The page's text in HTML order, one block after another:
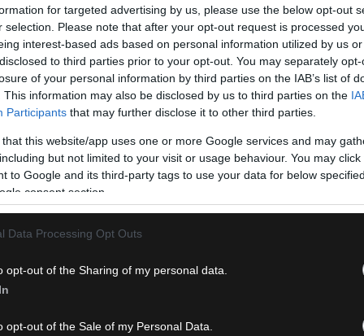
for targeted advertising by us, please use the below opt-out
selection. Please note that after your opt-out request is processed
interest-based ads based on personal information utilized by us
to third parties prior to your opt-out. You may separately
of your personal information by third parties on the IAB’s list of
This information may also be disclosed by us to third parties on the
Participants that may further disclose it to other third parties.
that this website/app uses one or more Google services and may
but not limited to your visit or usage behaviour. You may
to Google and its third-party tags to use your data for below
consent section.
Data Processing Opt Outs
opt-out of the Sharing of my personal data.
opt-out of the Sale of my Personal Data.
Δικαιώθηκε ο Κριστιάνο Ρονάλντο –
Οριστικό τέλος στη δικαστική διαμάχη
τη Γιουβέντους
Οριστικά υπέρ του Κριστιάνο Ρονάλντο έκλεισε η
δικαστική διαμάχη με τη Γιουβέντους, μετά την επικύρωση
απόφαση του Εργατικού Δικαστηρίου, με υπογραφή του
Τζαν Λούκα Ρομπάλντο, επιβεβαιώνει πλήρως την αρχική
ετυμηγορία, δικαιώνοντας τον Πορτογάλο σούπερ σταρ
Δείτε Περισσότερα